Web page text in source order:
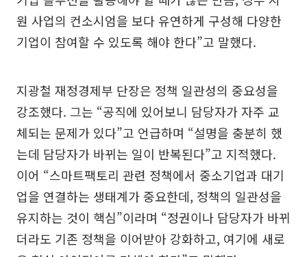
원 사업의 컨소시엄을 보다 유연하게 구성해 다양한
기업이 참여할 수 있도록 해야 한다”고 말했다.
지광철 재정경제부 단장은 정책 일관성의 중요성을
강조했다. 그는 “공직에 있어보니 담당자가 자주 교
체되는 문제가 있다”고 언급하며 “설명을 충분히 했
는데 담당자가 바뀌는 일이 반복된다”고 지적했다.
이어 “스마트팩토리 관련 정책에서 중소기업과 대기
업을 연결하는 생태계가 중요한데, 정책의 일관성을
유지하는 것이 핵심”이라며 “정권이나 담당자가 바뀌
더라도 기존 정책을 이어받아 강화하고, 여기에 새로